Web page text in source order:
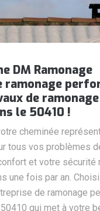
DM Ramonage
ramonage
de
le 50410 !
cheminée
tous vos problèmes
et votre sécurité
une fois par an.
de ramonage
qui met à votre